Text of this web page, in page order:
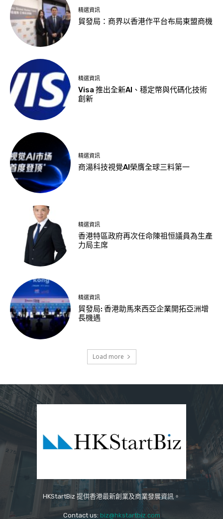
精選資訊
貿發局：商界以香港作平台布局東盟商機
精選資訊
Visa 推出全新AI、穩定幣與代碼化技術
創新
精選資訊
商湯科技視覺AI榮膺全球三料第一
精選資訊
香港特區政府再次任命陳祖恒議員為生產
力局主席
精選資訊
貿發局: 香港助馬來西亞企業開拓亞洲增
長機遇
Load more
HKStartBiz 提供香港最新創業及商業發展資訊。
Contact us: biz@hkstartbiz.com